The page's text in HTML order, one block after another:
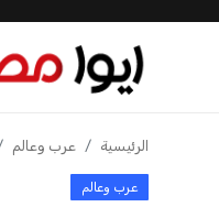
الرئيسية
اخبار مصر
الرئيسية عرب وعالم
عرب وعالم